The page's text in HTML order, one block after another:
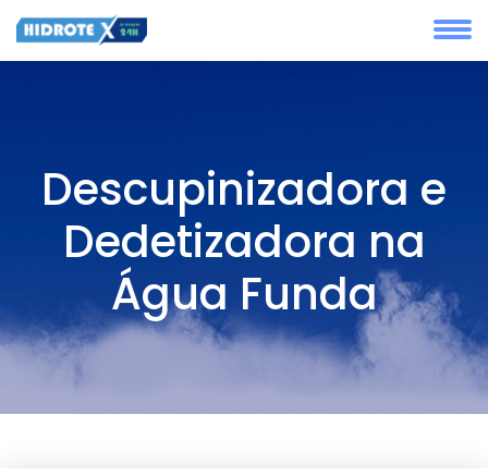
Descupinizadora e
Dedetizadora na
Água Funda